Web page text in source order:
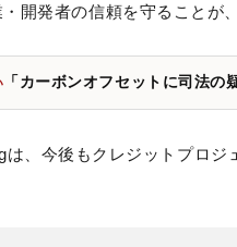
開発者の信頼を守ることが
「カーボンオフセットに司法
、今後もクレジットプロジ